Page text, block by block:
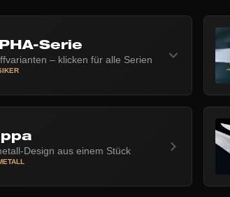
Serie
– klicken für alle Serien
Design aus einem Stück